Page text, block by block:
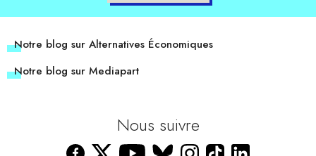
Notre blog sur Alternatives Économiques
Notre blog sur Mediapart
Nous suivre